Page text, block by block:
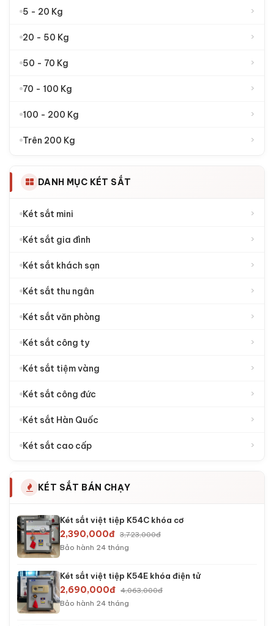
5 - 20 Kg ›
20 - 50 Kg ›
50 - 70 Kg ›
70 - 100 Kg ›
100 - 200 Kg ›
Trên 200 Kg ›
DANH MỤC KÉT SẮT
Két sắt mini ›
Két sắt gia đình ›
Két sắt khách sạn ›
Két sắt thu ngân ›
Két sắt văn phòng ›
Két sắt công ty ›
Két sắt tiệm vàng ›
Két sắt công đức ›
Két sắt Hàn Quốc ›
Két sắt cao cấp ›
KÉT SẮT BÁN CHẠY
Két sắt việt tiệp K54C khóa cơ
2,390,000đ 3,723,000đ
Bảo hành 24 tháng
Két sắt việt tiệp K54E khóa điện tử
2,690,000đ 4,063,000đ
Bảo hành 24 tháng